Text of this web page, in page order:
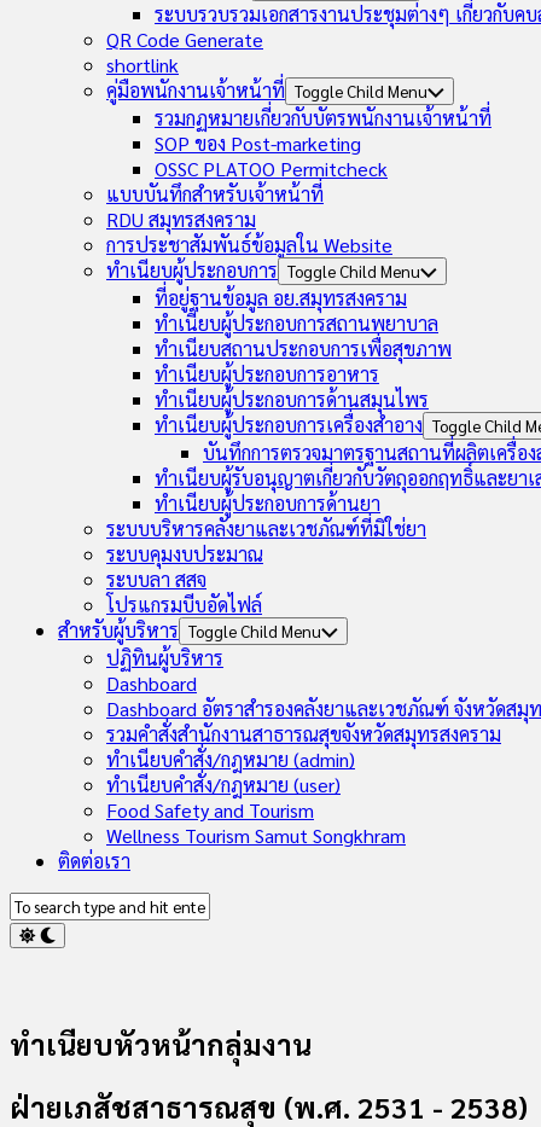
ระบบรวบรวมเอกสารงานประชุมต่างๆ เกี่ยวกับค
QR Code Generate
shortlink
คู่มือพนักงานเจ้าหน้าที่ Toggle Child Menu
รวมกฏหมายเกี่ยวกับบัตรพนักงานเจ้าหน้าที่
SOP ของ Post-marketing
OSSC PLATOO Permitcheck
แบบบันทึกสำหรับเจ้าหน้าที่
RDU สมุทรสงคราม
การประชาสัมพันธ์ข้อมูลใน Website
ทำเนียบผู้ประกอบการ Toggle Child Menu
ที่อยู่ฐานข้อมูล อย.สมุทรสงคราม
ทำเนียบผู้ประกอบการสถานพยาบาล
ทำเนียบสถานประกอบการเพื่อสุขภาพ
ทำเนียบผู้ประกอบการอาหาร
ทำเนียบผู้ประกอบการด้านสมุนไพร
ทำเนียบผู้ประกอบการเครื่องสำอาง Toggle Child
บันทึกการตรวจมาตรฐานสถานที่ผลิตเครื่อง
ทำเนียบผู้รับอนุญาตเกี่ยวกับวัตถุออกฤทธิ์และยา
ทำเนียบผู้ประกอบการด้านยา
ระบบบริหารคลังยาและเวชภัณฑ์ที่มิใช่ยา
ระบบคุมงบประมาณ
ระบบลา สสจ
โปรแกรมบีบอัดไฟล์
สำหรับผู้บริหาร Toggle Child Menu
ปฏิทินผู้บริหาร
Dashboard
Dashboard อัตราสำรองคลังยาและเวชภัณฑ์ จังหวัดสมุ
รวมคำสั่งสำนักงานสาธารณสุขจังหวัดสมุทรสงคราม
ทำเนียบคำสั่ง/กฎหมาย (admin)
ทำเนียบคำสั่ง/กฎหมาย (user)
Food Safety and Tourism
Wellness Tourism Samut Songkhram
ติดต่อเรา
ทำเนียบหัวหน้ากลุ่มงาน
ฝ่ายเภสัชสาธารณสุข (พ.ศ. 2531 - 2538)